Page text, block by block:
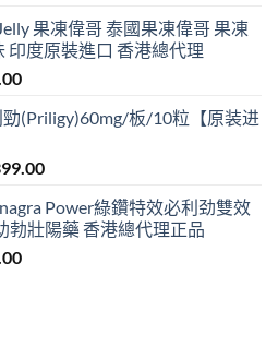
is:
$399.00.
果凍偉哥 泰國果凍偉哥 果凍
印度原裝進口 香港總代理
Current
is:
勁(Priligy)60mg/板/10粒【原装进
Price
$399.00
through
Power綠鑽特效必利劲雙效
勃壯陽藥 香港總代理正品
Current